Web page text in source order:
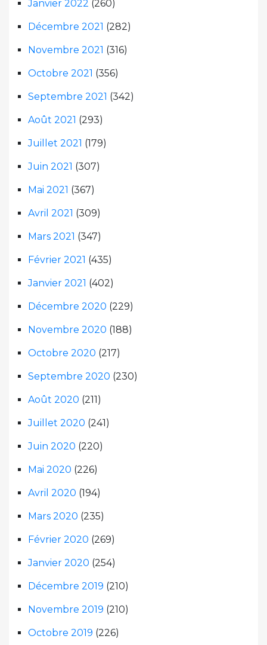
Janvier 2022 (260)
Décembre 2021 (282)
Novembre 2021 (316)
Octobre 2021 (356)
Septembre 2021 (342)
Août 2021 (293)
Juillet 2021 (179)
Juin 2021 (307)
Mai 2021 (367)
Avril 2021 (309)
Mars 2021 (347)
Février 2021 (435)
Janvier 2021 (402)
Décembre 2020 (229)
Novembre 2020 (188)
Octobre 2020 (217)
Septembre 2020 (230)
Août 2020 (211)
Juillet 2020 (241)
Juin 2020 (220)
Mai 2020 (226)
Avril 2020 (194)
Mars 2020 (235)
Février 2020 (269)
Janvier 2020 (254)
Décembre 2019 (210)
Novembre 2019 (210)
Octobre 2019 (226)